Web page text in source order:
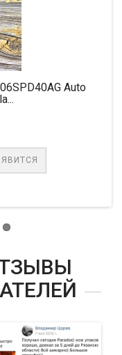
Auto